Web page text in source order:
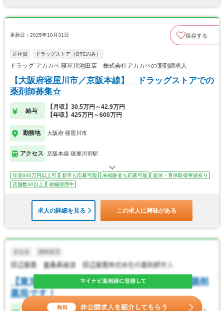
更新日：2025年10月31日 保存する
正社員 ドラッグストア（OTCのみ）
ドラッグ アカカベ 寝屋川池田店 株式会社アカカベの薬剤師求人
【大阪府寝屋川市／京阪本線】 ドラッグストアでの
薬剤師募集☆
給与
【月収】30.5万円～42.9万円
【年収】425万円～600万円
勤務地 大阪府 寝屋川市
アクセス 京阪本線 寝屋川市駅
年収600万円以上可 新卒も応募可能 未経験者も応募可能
産休・育休取得実績有り
店舗数30以上
積極採用中
求人の詳細を見る この求人に興味がある